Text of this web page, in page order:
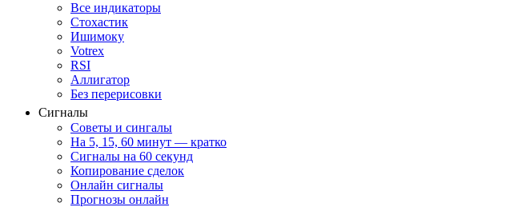
Все индикаторы
Стохастик
Ишимоку
Votrex
RSI
Аллигатор
Без перерисовки
Сигналы
Советы и сингалы
На 5, 15, 60 минут — кратко
Сигналы на 60 секунд
Копирование сделок
Онлайн сигналы
Прогнозы онлайн